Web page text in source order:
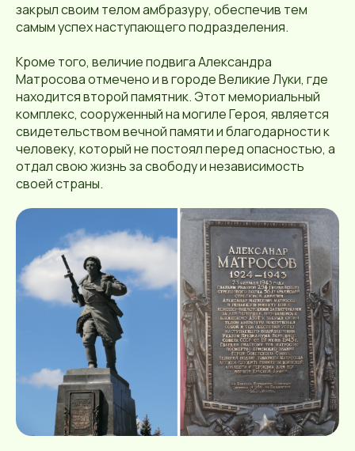
закрыл своим телом амбразуру, обеспечив тем
самым успех наступающего подразделения.
Кроме того, величие подвига Александра
Матросова отмечено и в городе Великие Луки, где
находится второй памятник. Этот мемориальный
комплекс, сооруженный на могиле Героя, является
свидетельством вечной памяти и благодарности к
человеку, который не постоял перед опасностью, а
отдал свою жизнь за свободу и независимость
своей страны.